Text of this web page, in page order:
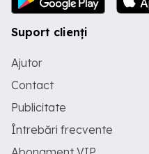
Suport clienți
Ajutor
Contact
Publicitate
Întrebări frecvente